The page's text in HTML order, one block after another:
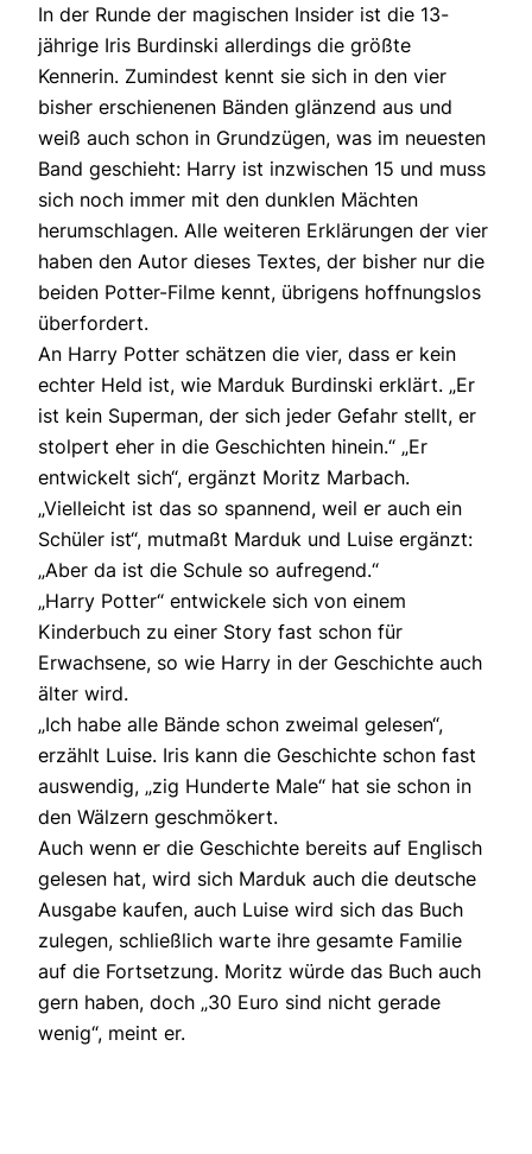
In der Runde der magischen Insider ist die 13-
jährige Iris Burdinski allerdings die größte
Kennerin. Zumindest kennt sie sich in den vier
bisher erschienenen Bänden glänzend aus und
weiß auch schon in Grundzügen, was im neuesten
Band geschieht: Harry ist inzwischen 15 und muss
sich noch immer mit den dunklen Mächten
herumschlagen. Alle weiteren Erklärungen der vier
haben den Autor dieses Textes, der bisher nur die
beiden Potter-Filme kennt, übrigens hoffnungslos
überfordert.
An Harry Potter schätzen die vier, dass er kein
echter Held ist, wie Marduk Burdinski erklärt. „Er
ist kein Superman, der sich jeder Gefahr stellt, er
stolpert eher in die Geschichten hinein.“ „Er
entwickelt sich“, ergänzt Moritz Marbach.
„Vielleicht ist das so spannend, weil er auch ein
Schüler ist“, mutmaßt Marduk und Luise ergänzt:
„Aber da ist die Schule so aufregend.“
„Harry Potter“ entwickele sich von einem
Kinderbuch zu einer Story fast schon für
Erwachsene, so wie Harry in der Geschichte auch
älter wird.
„Ich habe alle Bände schon zweimal gelesen“,
erzählt Luise. Iris kann die Geschichte schon fast
auswendig, „zig Hunderte Male“ hat sie schon in
den Wälzern geschmökert.
Auch wenn er die Geschichte bereits auf Englisch
gelesen hat, wird sich Marduk auch die deutsche
Ausgabe kaufen, auch Luise wird sich das Buch
zulegen, schließlich warte ihre gesamte Familie
auf die Fortsetzung. Moritz würde das Buch auch
gern haben, doch „30 Euro sind nicht gerade
wenig“, meint er.